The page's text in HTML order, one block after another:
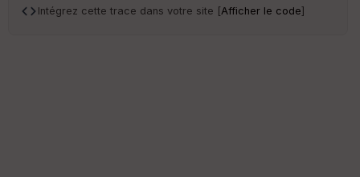
Intégrez cette trace dans votre site [Afficher le code]